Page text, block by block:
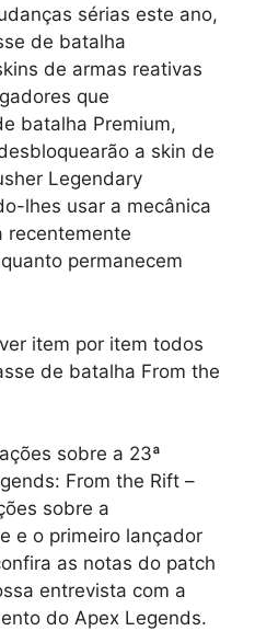
sérias este ano,
de batalha
de armas reativas
que
batalha Premium,
a skin de
Legendary
lhes usar a mecânica
recentemente
permanecem
item por item todos
de batalha From the
sobre a 23ª
From the Rift –
sobre a
e o primeiro lançador
as notas do patch
entrevista com a
do Apex Legends.